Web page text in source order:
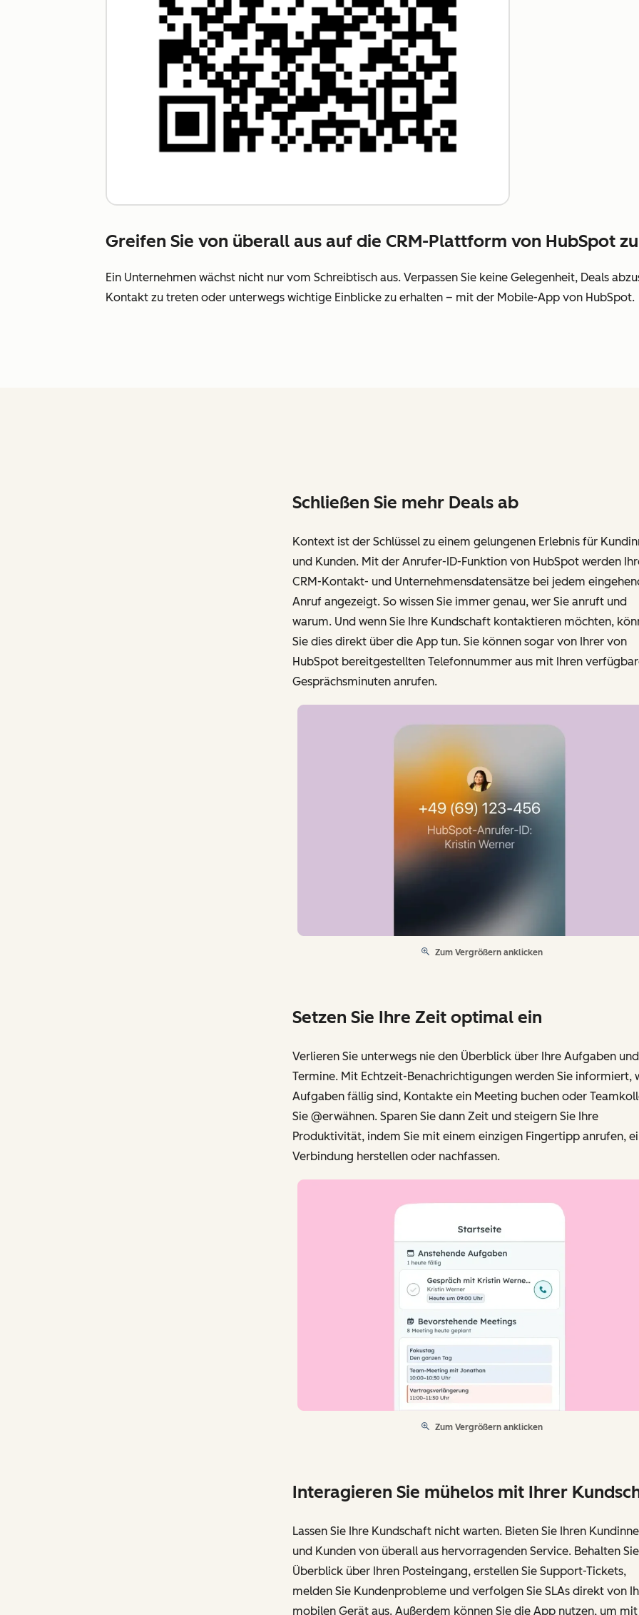
Greifen Sie von überall aus auf die CRM-Plattform von HubSpot zu
Ein Unternehmen wächst nicht nur vom Schreibtisch aus. Verpassen Sie keine Gelegenheit, Deals
Kontakt zu treten oder unterwegs wichtige Einblicke zu erhalten – mit der Mobile-App von HubSpot.
Schließen Sie mehr Deals ab
Kontext ist der Schlüssel zu einem gelungenen Erlebnis für
und Kunden. Mit der Anrufer-ID-Funktion von HubSpot werden
CRM-Kontakt- und Unternehmensdatensätze bei jedem
Anruf angezeigt. So wissen Sie immer genau, wer Sie anruft und
warum. Und wenn Sie Ihre Kundschaft kontaktieren möchten,
Sie dies direkt über die App tun. Sie können sogar von Ihrer von
HubSpot bereitgestellten Telefonnummer aus mit Ihren
Gesprächsminuten anrufen.
Zum Vergrößern anklicken
Setzen Sie Ihre Zeit optimal ein
Verlieren Sie unterwegs nie den Überblick über Ihre Aufgaben und
Termine. Mit Echtzeit-Benachrichtigungen werden Sie informiert,
Aufgaben fällig sind, Kontakte ein Meeting buchen oder
Sie @erwähnen. Sparen Sie dann Zeit und steigern Sie Ihre
Produktivität, indem Sie mit einem einzigen Fingertipp anrufen,
Verbindung herstellen oder nachfassen.
Zum Vergrößern anklicken
Interagieren Sie mühelos mit Ihrer
Lassen Sie Ihre Kundschaft nicht warten. Bieten Sie Ihren
und Kunden von überall aus hervorragenden Service. Behalten
Überblick über Ihren Posteingang, erstellen Sie Support-Tickets,
melden Sie Kundenprobleme und verfolgen Sie SLAs direkt von
mobilen Gerät aus. Außerdem können Sie die App nutzen, um